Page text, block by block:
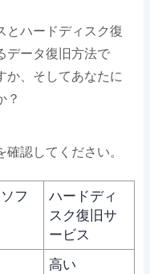
とハードディスク復
データ復旧方法で
か、そしてあなたに
？
認してください。
フ
ハードディ
スク復旧サ
ービス
高い